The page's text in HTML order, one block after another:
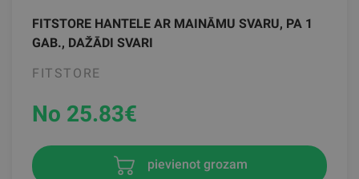
FITSTORE HANTELE AR MAINĀMU SVARU, PA 1
GAB., DAŽĀDI SVARI
FITSTORE
No 25.83€
pievienot grozam